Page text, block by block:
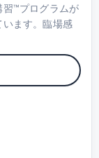
習™プログラムが
ます。臨場感